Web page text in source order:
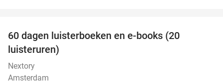
60 dagen luisterboeken en e-books (20
luisteruren)
Nextory
Amsterdam